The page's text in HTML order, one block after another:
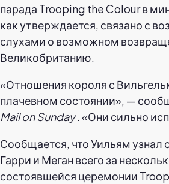
парада Trooping the Colour в
как утверждается, связано с
слухами о возможном
Великобританию.
«Отношения короля с
плачевном состоянии», —
Mail on Sunday. «Они сильно
Сообщается, что Уильям узнал
Гарри и Меган всего за
состоявшейся церемонии